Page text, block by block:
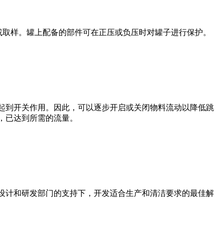
样。罐上配备的部件可在正压或负压时对罐子进行保护。
开关作用。因此，可以逐步开启或关闭物料流动以降低跳
达到所需的流量。
和研发部门的支持下，开发适合生产和清洁要求的最佳解